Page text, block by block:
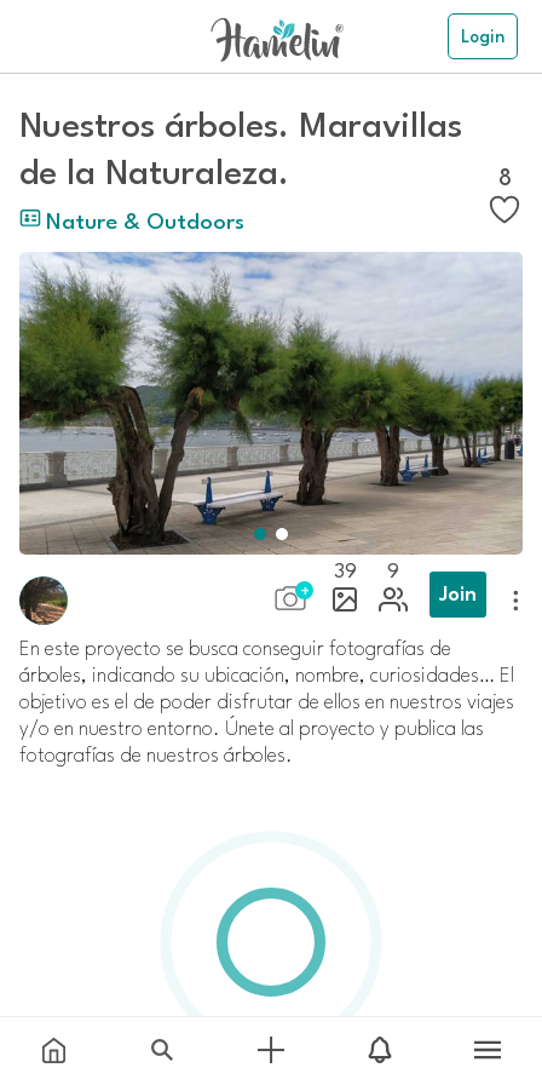
Login
Nuestros árboles. Maravillas
de la Naturaleza.
Nature & Outdoors
8
39
9
Join
En este proyecto se busca conseguir fotografías de
árboles, indicando su ubicación, nombre, curiosidades… El
objetivo es el de poder disfrutar de ellos en nuestros viajes
y/o en nuestro entorno. Únete al proyecto y publica las
fotografías de nuestros árboles.